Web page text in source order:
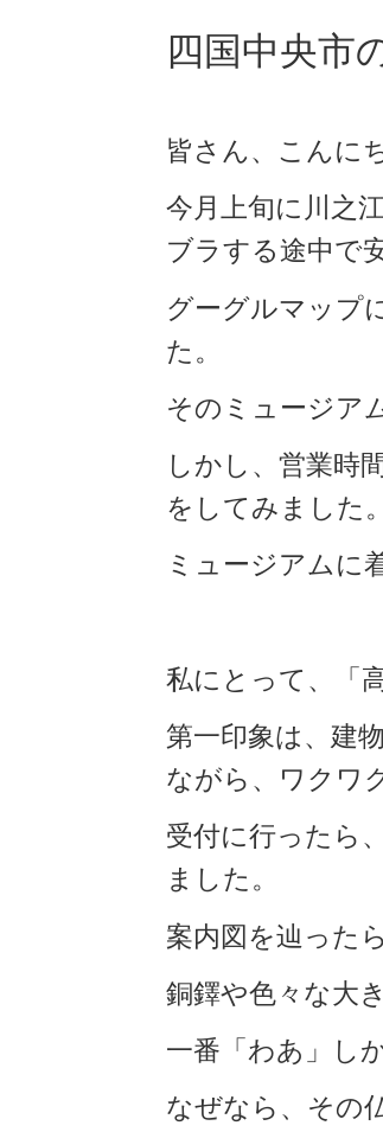
四国中央市
皆さん、こんに
今月上旬に川之
ブラする途中で
グーグルマップ
た。
そのミュージア
しかし、営業時
をしてみました。
ミュージアムに
私にとって、「
第一印象は、建
ながら、ワクワ
受付に行ったら
ました。
案内図を辿った
銅鐸や色々な大
一番「わあ」し
なぜなら、その